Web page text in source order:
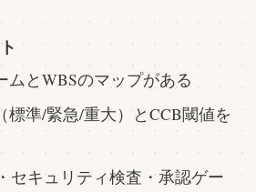
ムとWBSのマップがある
標準/緊急/重大）とCCB閾値を
セキュリティ検査・承認ゲー